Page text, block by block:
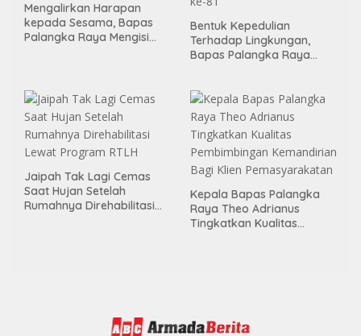
Mengalirkan Harapan
kepada Sesama, Bapas
Palangka Raya Mengisi
Bentuk Kepedulian
Terhadap Lingkungan,
Bapas Palangka Raya
ke-81
Jaipah Tak Lagi Cemas
Saat Hujan Setelah
Rumahnya Direhabilitasi
Kepala Bapas Palangka
Raya Theo Adrianus
Tingkatkan Kualitas